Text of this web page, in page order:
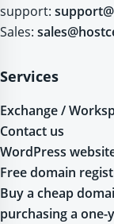
support:
Sales:
Services
Exchange /
Contact us
WordPress
Free domain
Buy a cheap
purchasing a one-